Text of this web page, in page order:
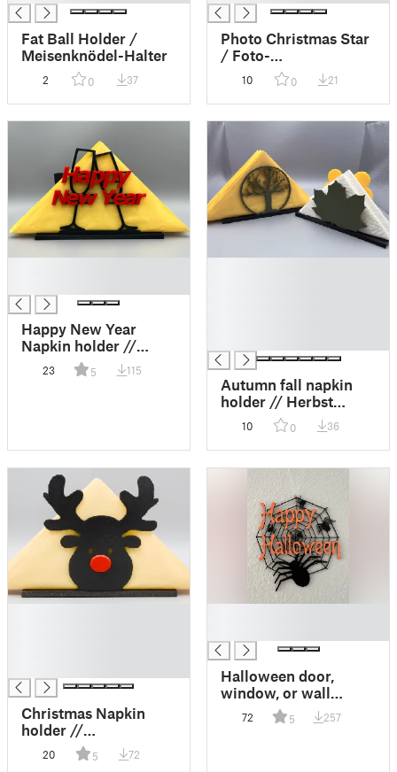
Fat Ball Holder /
Meisenknödel-Halter
2 0 37
Photo Christmas Star
/ Foto-
Weihnachtsstern
10 0 21
Happy New Year
Napkin holder //
Silvester
Serviettenständer
23 5 115
Autumn fall napkin
holder // Herbst
Serviettenständer
10 0 36
Christmas Napkin
holder //
Serviettenständer
Weihnachten
20 5 72
Halloween door,
window, or wall
decoration /
Halloween Tür-,
72 5 257